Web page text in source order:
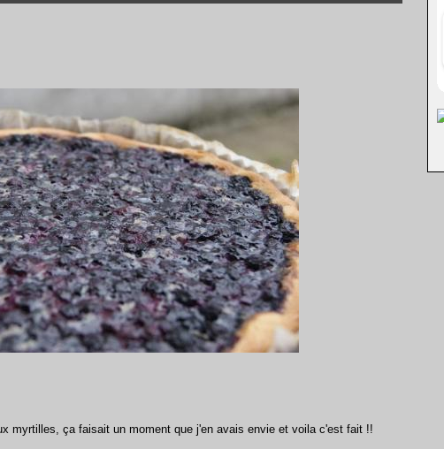
myrtilles, ça faisait un moment que j'en avais envie et voila c'est fait !!